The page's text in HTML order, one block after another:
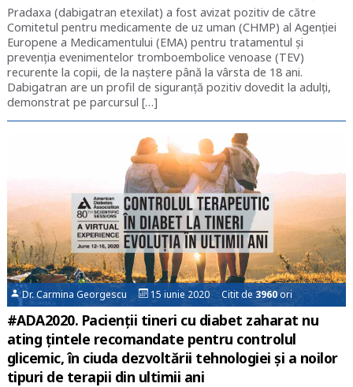
Pradaxa (dabigatran etexilat) a fost avizat pozitiv de către
Comitetul pentru medicamente de uz uman (CHMP) al Agenției
Europene a Medicamentului (EMA) pentru tratamentul și
prevenția evenimentelor tromboembolice venoase (TEV)
recurente la copii, de la naștere până la vârsta de 18 ani.
Dabigatran are un profil de siguranță pozitiv dovedit la adulți,
demonstrat pe parcursul […]
Dr. Carmina Georgescu 15 iunie 2020 Citit de3960ori
#ADA2020. Pacienții tineri cu diabet zaharat nu
ating țintele recomandate pentru controlul
glicemic, în ciuda dezvoltării tehnologiei și a noilor
tipuri de terapii din ultimii ani